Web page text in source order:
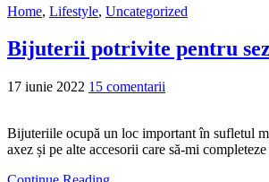
Home, Lifestyle, Uncategorized
Bijuterii potrivite pentru
17 iunie 2022 15 comentarii
Bijuteriile ocupă un loc important în sufletul
axez și pe alte accesorii care să-mi